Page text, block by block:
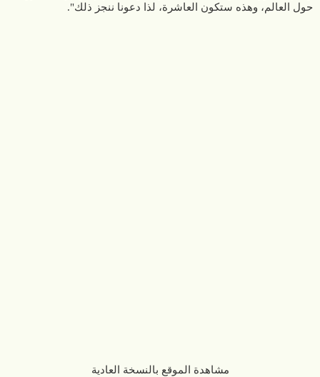
حول العالم، وهذه ستكون العاشرة، لذا دعونا ننجز ذلك".
مشاهدة الموقع بالنسخة العادية